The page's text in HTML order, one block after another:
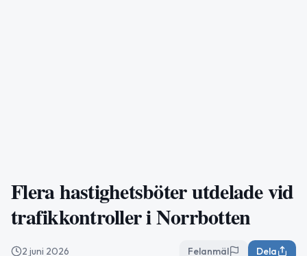
Flera hastighetsböter utdelade vid
trafikkontroller i Norrbotten
2 juni 2026 Felanmäl Dela